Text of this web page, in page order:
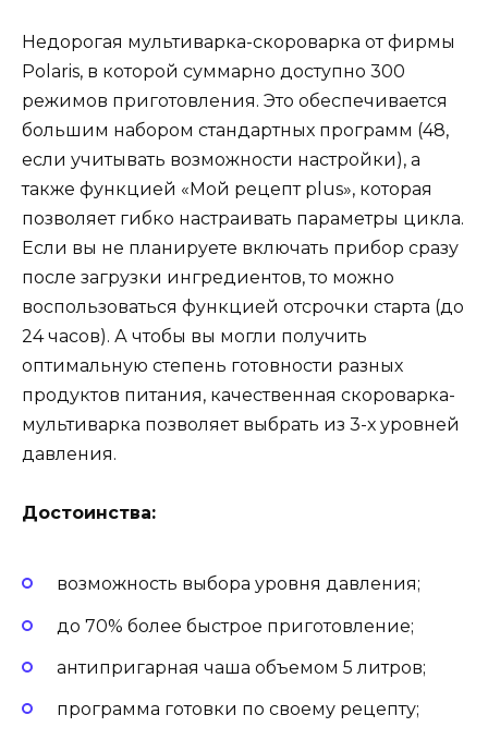
Недорогая мультиварка-скороварка от фирмы
Polaris, в которой суммарно доступно 300
режимов приготовления. Это обеспечивается
большим набором стандартных программ (48,
если учитывать возможности настройки), а
также функцией «Мой рецепт plus», которая
позволяет гибко настраивать параметры цикла.
Если вы не планируете включать прибор сразу
после загрузки ингредиентов, то можно
воспользоваться функцией отсрочки старта (до
24 часов). А чтобы вы могли получить
оптимальную степень готовности разных
продуктов питания, качественная скороварка-
мультиварка позволяет выбрать из 3-х уровней
давления.
Достоинства:
возможность выбора уровня давления;
до 70% более быстрое приготовление;
антипригарная чаша объемом 5 литров;
программа готовки по своему рецепту;